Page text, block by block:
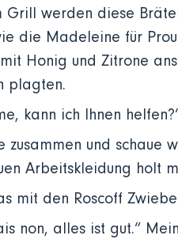
Grill werden diese
die Madeleine für
Honig und Zitrone
plagten.
kann ich Ihnen
zusammen und
Arbeitskleidung holt
mit den Roscoff
non, alles ist gut.“